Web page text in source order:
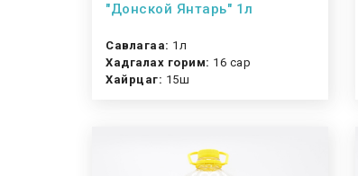
"Донской Янтарь" 1л
Савлагаа: 1л
Хадгалах горим: 16 сар
Хайрцаг: 15ш